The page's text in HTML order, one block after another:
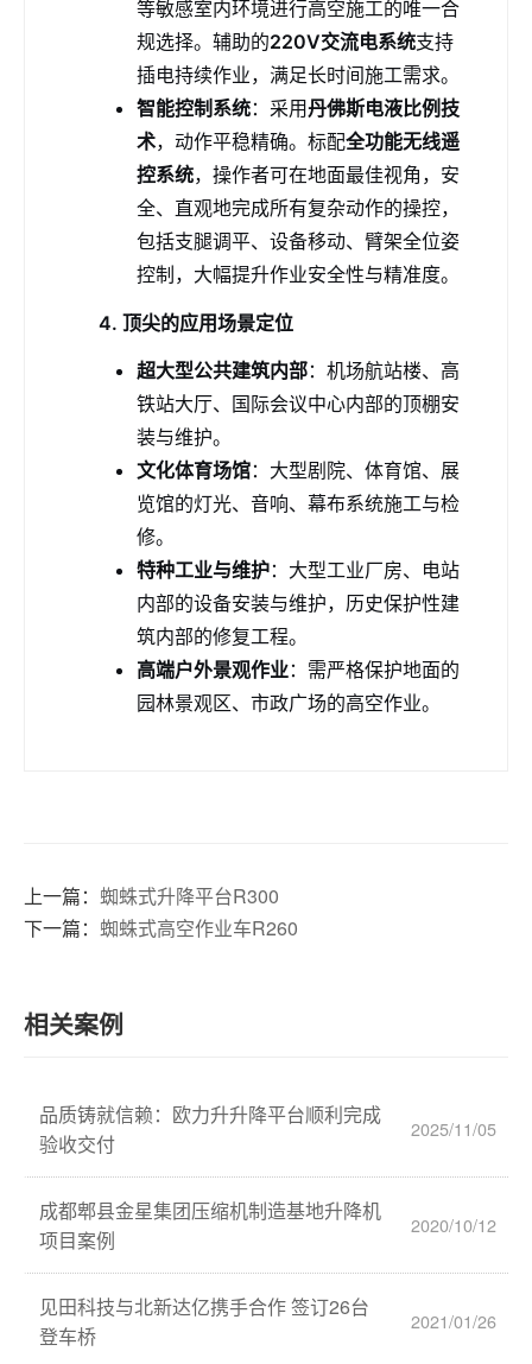
等敏感室内环境进行高空施工的唯一合
规选择。辅助的220V交流电系统支持
插电持续作业，满足长时间施工需求。
智能控制系统：采用丹佛斯电液比例技
术，动作平稳精确。标配全功能无线遥
控系统，操作者可在地面最佳视角，安
全、直观地完成所有复杂动作的操控，
包括支腿调平、设备移动、臂架全位姿
控制，大幅提升作业安全性与精准度。
4. 顶尖的应用场景定位
超大型公共建筑内部：机场航站楼、高
铁站大厅、国际会议中心内部的顶棚安
装与维护。
文化体育场馆：大型剧院、体育馆、展
览馆的灯光、音响、幕布系统施工与检
修。
特种工业与维护：大型工业厂房、电站
内部的设备安装与维护，历史保护性建
筑内部的修复工程。
高端户外景观作业：需严格保护地面的
园林景观区、市政广场的高空作业。
上一篇： 蜘蛛式升降平台R300
下一篇： 蜘蛛式高空作业车R260
相关案例
品质铸就信赖：欧力升升降平台顺利完成
验收交付
2025/11/05
成都郫县金星集团压缩机制造基地升降机
项目案例
2020/10/12
见田科技与北新达亿携手合作 签订26台
登车桥
2021/01/26